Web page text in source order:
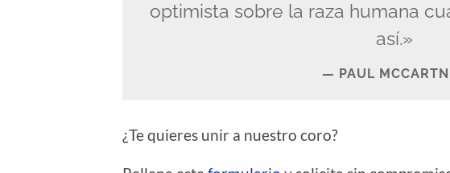
optimista sobre la raza humana
así.»
PAUL
¿Te quieres unir a nuestro coro?